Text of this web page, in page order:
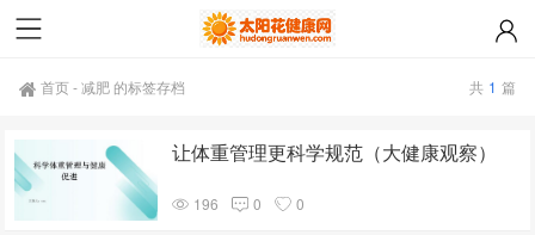
首页-减肥 的标签存档 共 1 篇
让体重管理更科学规范（大健康观察）
196 0 0